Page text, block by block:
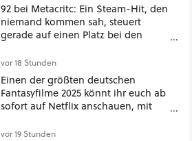
92 bei Metacritc: Ein Steam-Hit, den
niemand kommen sah, steuert
gerade auf einen Platz bei den
vor 18 Stunden
Einen der größten deutschen
Fantasyfilme 2025 könnt ihr euch ab
sofort auf Netflix anschauen, mit
vor 19 Stunden